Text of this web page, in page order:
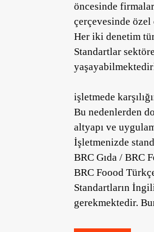
öncesinde
çerçevesinde
Her iki denetim
Standartlar
işletmede
Bu nedenlerden
altyapı ve
İşletmenizde
BRC Gıda / BRC
BRC Foood
Standartların
gerekmektedir.